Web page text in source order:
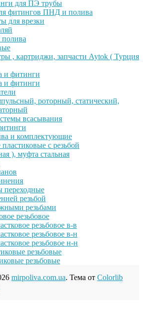
для ПЭ трубы
фитингов ПНД и полива
для врезки
полива
, картриджи, запчасти Aytok ( Турция
и фитинги
и фитинги
роторный, статический,
всасывания
и комплектующие
с резьбой
), муфта стальная
переходные
резьбой
резьбами
резьбовое
резьбовое в-в
резьбовое в-н
резьбовое н-н
резьбовые
резьбовые
mirpoliva.com.ua. Тема от Colorlib